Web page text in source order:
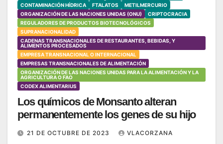
CONTAMINACIÓN HÍDRICA
FTALATOS
METILMERCURIO
ORGANIZACIÓN DE LAS NACIONES UNIDAS (ONU)
CRIPTOCRACIA
REGULADORES DE PRODUCTOS BIOTECNOLÓGICOS
SUPRANACIONALIDAD
CADENAS TRANSNACIONALES DE RESTAURANTES, BEBIDAS, Y
ALIMENTOS PROCESADOS
EMPRESA TRANSNACIONAL O INTERNACIONAL
EMPRESAS TRANSNACIONALES DE ALIMENTACIÓN
ORGANIZACIÓN DE LAS NACIONES UNIDAS PARA LA ALIMENTACIÓN Y LA
AGRICULTURA O FAO
CODEX ALIMENTARIUS
Los químicos de Monsanto alteran
permanentemente los genes de su hijo
21 DE OCTUBRE DE 2023 VLACORZANA